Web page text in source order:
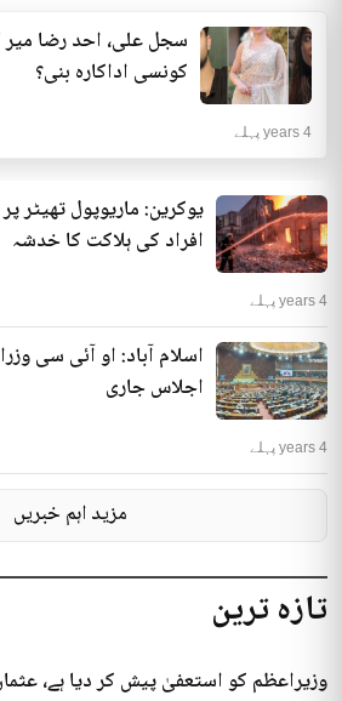
تازہ ترین
وزیراعظم کو استعفیٰ پیش کر دیا ہے،
کا خدشہ ظاہر کیا اور کہا کہ
انٹرنیشنل | 4 years پہلے
سجل علی، احد رضا
کونسی اداکارہ بنی؟
4 years پہلے
افراد کی ہلاکت کا خدشہ
4 years پہلے
اسلام آباد: او آئی سی
اجلاس جاری
4 years پہلے
مزید اہم خبریں